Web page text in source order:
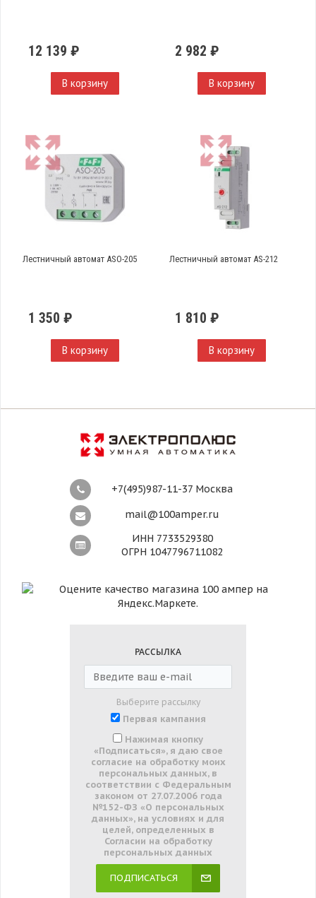
12 139 ₽
В корзину
2 982 ₽
В корзину
Лестничный автомат ASO-205
1 350 ₽
В корзину
Лестничный автомат AS-212
1 810 ₽
В корзину
+7(495)987-11-37 Москва
mail@100amper.ru
ИНН 7733529380
ОГРН 1047796711082
РАССЫЛКА
Выберите рассылку
Первая кампания
Нажимая кнопку
«Подписаться», я даю свое
согласие на обработку моих
персональных данных, в
соответствии с Федеральным
законом от 27.07.2006 года
№152-ФЗ «О персональных
данных», на условиях и для
целей, определенных в
Согласии на обработку
персональных данных
ПОДПИСАТЬСЯ